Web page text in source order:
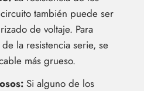
también puede ser
de voltaje. Para
la resistencia serie, se
más grueso.
Si alguno de los